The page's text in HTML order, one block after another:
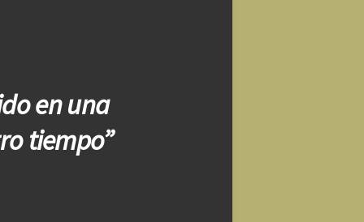
en una
tiempo”